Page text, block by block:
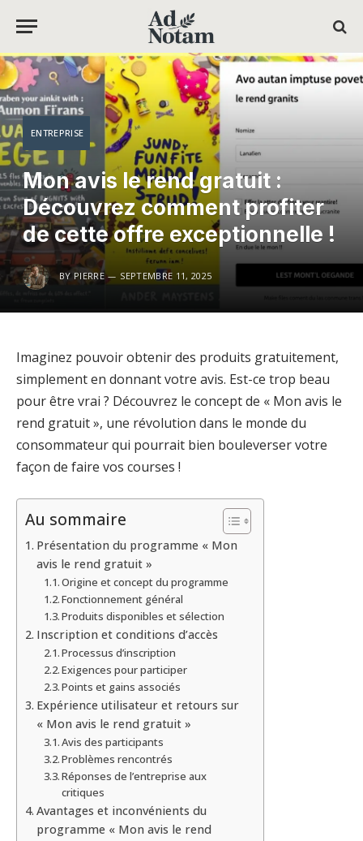
ENTREPRISE
Mon avis le rend gratuit :
Découvrez comment profiter
de cette offre exceptionnelle !
BY PIERRE SEPTEMBRE 11, 2025
Imaginez pouvoir obtenir des produits gratuitement,
simplement en donnant votre avis. Est-ce trop beau
pour être vrai ? Découvrez le concept de « Mon avis le
rend gratuit », une révolution dans le monde du
consommateur qui pourrait bien bouleverser votre
façon de faire vos courses !
Au sommaire
Présentation du programme « Mon
avis le rend gratuit »
Origine et concept du programme
Fonctionnement général
Produits disponibles et sélection
Inscription et conditions d’accès
Processus d’inscription
Exigences pour participer
Points et gains associés
Expérience utilisateur et retours sur
« Mon avis le rend gratuit »
Avis des participants
Problèmes rencontrés
Réponses de l’entreprise aux
critiques
Avantages et inconvénients du
programme « Mon avis le rend